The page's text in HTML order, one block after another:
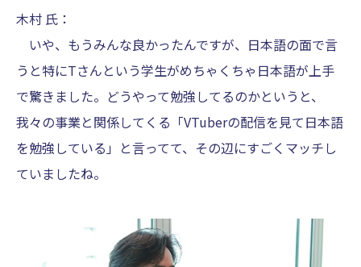
木村 氏：
いや、もうみんな良かったんですが、日本語の面で言
うと特にTさんという学生がめちゃくちゃ日本語が上手
で驚きました。どうやって勉強してるのかというと、
我々の事業と関係してくる「VTuberの配信を見て日本語
を勉強している」と言ってて、その辺にすごくマッチし
ていましたね。